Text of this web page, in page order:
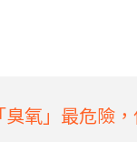
氧」最危險